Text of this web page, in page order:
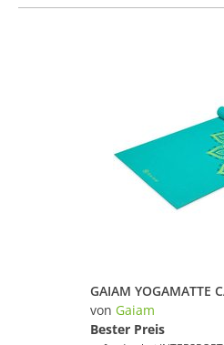
von Gaiam
Bester Preis